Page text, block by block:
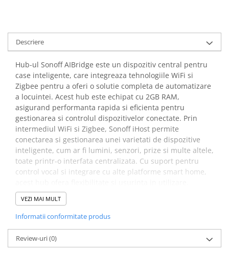
Descarcatoare de Supratensiune
Blocuri de Distributie
Tablouri Electrice
Accesorii Tablouri Electrice
Stabilizatoare de Tensiune
Convertoare de Tensiune
Banda Izolatoare
Panouri Fotovoltaice
Smart Home
Prize Inteligente
Module Smart Home
Camere Supraveghere
Iluminat
Descriere
Hub-ul Sonoff AIBridge este un dispozitiv central pentru
case inteligente, care integreaza tehnologiile WiFi si
Zigbee pentru a oferi o solutie completa de automatizare
a locuintei. Acest hub este echipat cu 2GB RAM,
asigurand performanta rapida si eficienta pentru
gestionarea si controlul dispozitivelor conectate. Prin
intermediul WiFi si Zigbee, Sonoff iHost permite
conectarea si gestionarea unei varietati de dispozitive
inteligente, cum ar fi lumini, senzori, prize si multe altele,
toate printr-o interfata centralizata. Cu suport pentru
control vocal si integrare cu alte platforme smart home,
Beneficii hub smart home,
Sonoff AlBridge:
Compatibilitatea cu dispozitivele Wi-Fi si ZigBee
permite integrarea si gestionarea facila a pana la 128
VEZI MAI MULT
Informatii conformitate produs
Review-uri(0)